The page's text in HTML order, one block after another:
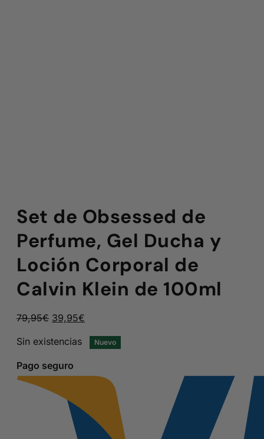
Set de Obsessed de
Perfume, Gel Ducha y
Loción Corporal de
Calvin Klein de 100ml
79,95€ El
original
79,95€.
39,95€
actual
39,95€.
Sin existencias Nuevo
Pago seguro